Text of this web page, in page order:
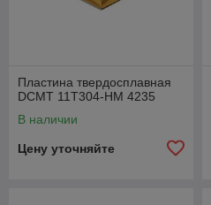
Пластина твердосплавная
DCMT 11T304-HM 4235
В наличии
Цену уточняйте